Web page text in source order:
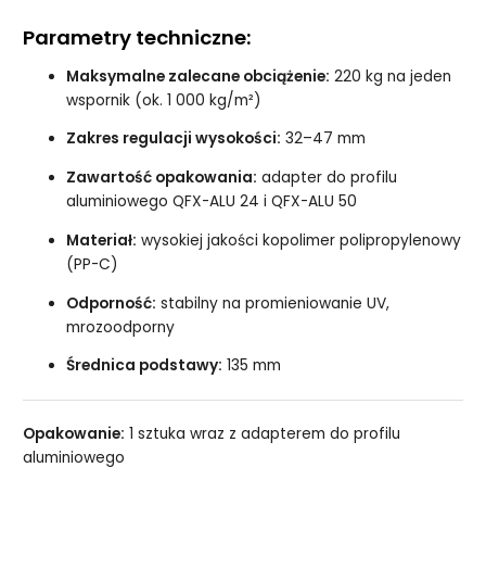
Parametry techniczne:
Maksymalne zalecane obciążenie: 220 kg na jeden
wspornik (ok. 1 000 kg/m²)
Zakres regulacji wysokości: 32–47 mm
Zawartość opakowania: adapter do profilu
aluminiowego QFX-ALU 24 i QFX-ALU 50
Materiał: wysokiej jakości kopolimer polipropylenowy
(PP-C)
Odporność: stabilny na promieniowanie UV,
mrozoodporny
Średnica podstawy: 135 mm
Opakowanie: 1 sztuka wraz z adapterem do profilu
aluminiowego